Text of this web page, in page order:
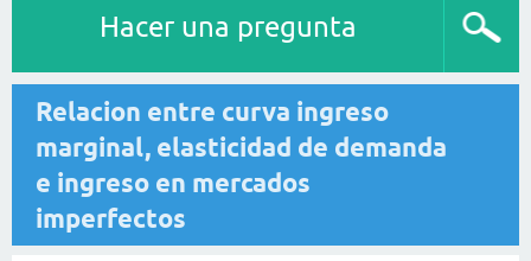
Hacer una pregunta
Relacion entre curva ingreso
marginal, elasticidad de demanda
e ingreso en mercados
imperfectos